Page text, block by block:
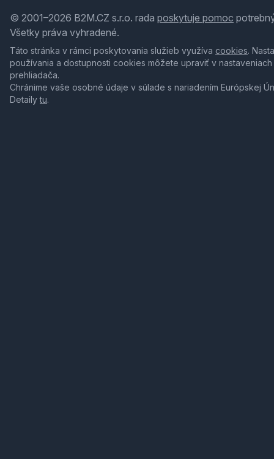
© 2001–2026 B2M.CZ s.r.o. rada poskytuje pomoc
Všetky práva vyhradené.
Táto stránka v rámci poskytovania služieb využíva cookies.
používania a dostupnosti cookies môžete upraviť v nastaveniach
prehliadača.
Chránime vaše osobné údaje v súlade s nariadením Európskej
Detailytu.